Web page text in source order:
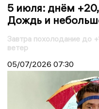
5 июля: днём
Дождь и
Завтра похолодание до
ветер
05/07/2026 07:30